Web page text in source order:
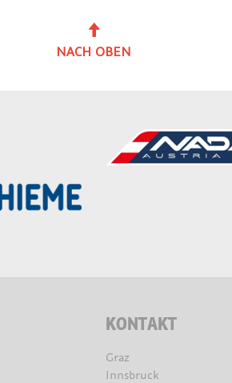
NACH OBEN
KONTAKT
Graz
Innsbruck